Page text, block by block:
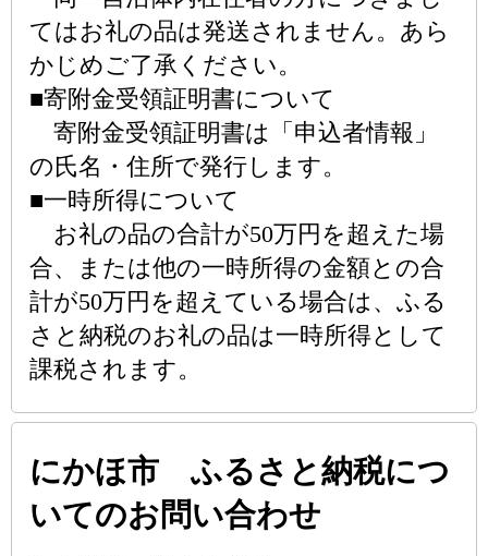
てはお礼の品は発送されません。あら
かじめご了承ください。
■寄附金受領証明書について
寄附金受領証明書は「申込者情報」
の氏名・住所で発行します。
■一時所得について
お礼の品の合計が50万円を超えた場
合、または他の一時所得の金額との合
計が50万円を超えている場合は、ふる
さと納税のお礼の品は一時所得として
課税されます。
にかほ市 ふるさと納税につ
いてのお問い合わせ